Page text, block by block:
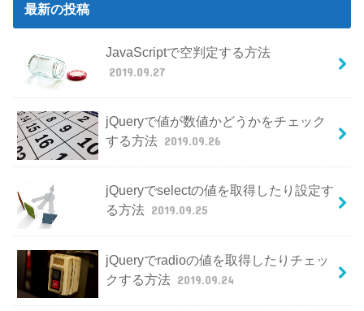
最新の投稿
JavaScriptで空判定する方法
2019.09.27
jQueryで値が数値かどうかをチェック
する方法 2019.09.26
jQueryでselectの値を取得したり設定す
る方法 2019.09.25
jQueryでradioの値を取得したりチェッ
クする方法 2019.09.24